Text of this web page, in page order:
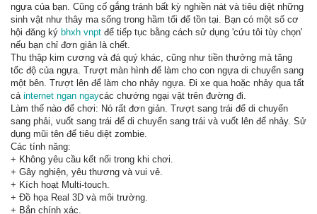
ngựa của bạn. Cũng cố gắng tránh bất kỳ nghiền nát và tiêu diệt những
sinh vật như thây ma sống trong hầm tối để tồn tại. Bạn có một số cơ
hội đăng ký bhxh vnpt để tiếp tục bằng cách sử dụng 'cứu tôi tùy chọn'
nếu bạn chỉ đơn giản là chết.
Thu thập kim cương và đá quý khác, cũng như tiền thưởng mà tăng
tốc độ của ngựa. Trượt màn hình để làm cho con ngựa di chuyển sang
một bên. Trượt lên để làm cho nhảy ngựa. Đi xe qua hoặc nhảy qua tất
cả internet ngan ngaycác chướng ngại vật trên đường đi.
Làm thế nào để chơi: Nó rất đơn giản. Trượt sang trái để di chuyển
sang phải, vuốt sang trái để di chuyển sang trái và vuốt lên để nhảy. Sử
dụng mũi tên để tiêu diệt zombie.
Các tính năng:
+ Không yêu cầu kết nối trong khi chơi.
+ Gây nghiện, yêu thương và vui vẻ.
+ Kích hoạt Multi-touch.
+ Đồ họa Real 3D và môi trường.
+ Bắn chính xác.